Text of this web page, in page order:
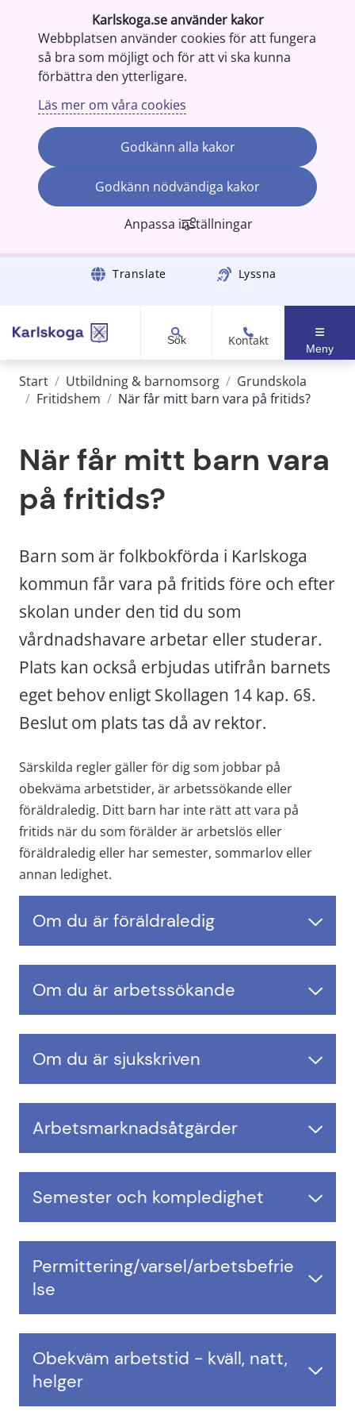
Karlskoga.se använder kakor
Webbplatsen använder cookies för att fungera
så bra som möjligt och för att vi ska kunna
förbättra den ytterligare.
Läs mer om våra cookies
Godkänn alla kakor
Godkänn nödvändiga kakor
Anpassa inställningar
Gå till innehåll Translate Lyssna
Sök Kontakt
Meny
Start / Utbildning & barnomsorg / Grundskola
/ Fritidshem / När får mitt barn vara på fritids?
När får mitt barn vara
på fritids?
Barn som är folkbokförda i Karlskoga
kommun får vara på fritids före och efter
skolan under den tid du som
vårdnadshavare arbetar eller studerar.
Plats kan också erbjudas utifrån barnets
eget behov enligt Skollagen 14 kap. 6§.
Beslut om plats tas då av rektor.
Särskilda regler gäller för dig som jobbar på
obekväma arbetstider, är arbetssökande eller
föräldraledig. Ditt barn har inte rätt att vara på
fritids när du som förälder är arbetslös eller
föräldraledig eller har semester, sommarlov eller
annan ledighet.
Om du är föräldraledig
Om du är arbetssökande
Om du är sjukskriven
Arbetsmarknadsåtgärder
Semester och kompledighet
Permittering/varsel/arbetsbefrie
lse
Obekväm arbetstid - kväll, natt,
helger